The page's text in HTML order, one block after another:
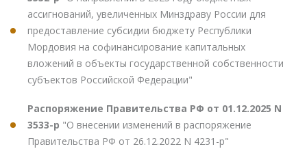
ассигнований, увеличенных Минздраву России для
предоставление субсидии бюджету Республики
Мордовия на софинансирование капитальных
вложений в объекты государственной собственности
субъектов Российской Федерации"
Распоряжение Правительства РФ от 01.12.2025 N
3533-р "О внесении изменений в распоряжение
Правительства РФ от 26.12.2022 N 4231-р"